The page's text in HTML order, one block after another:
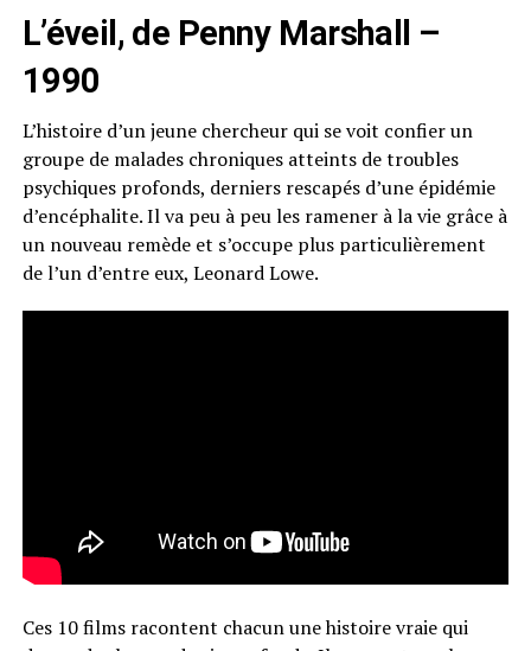
L’éveil, de Penny Marshall –
1990
L’histoire d’un jeune chercheur qui se voit confier un
groupe de malades chroniques atteints de troubles
psychiques profonds, derniers rescapés d’une épidémie
d’encéphalite. Il va peu à peu les ramener à la vie grâce à
un nouveau remède et s’occupe plus particulièrement
de l’un d’entre eux, Leonard Lowe.
Ces 10 films racontent chacun une histoire vraie qui